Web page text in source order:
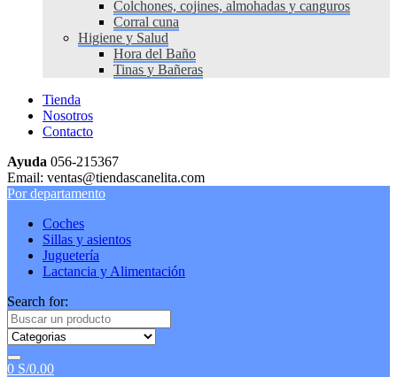
Colchones, cojines, almohadas y canguros
Corral cuna
Higiene y Salud
Hora del Baño
Tinas y Bañeras
Tienda
Nosotros
Contacto
Ayuda 056-215367
Email: ventas@tiendascanelita.com
Por departamento
Coches
Sillas y asientos
Juguetería
Lactancia y Alimentación
Search for:
0 S/0.00